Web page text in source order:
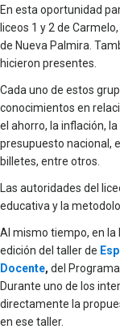
En esta oportunidad
liceos 1 y 2 de
de Nueva Palmira.
hicieron presentes.
Cada uno de estos
conocimientos en
el ahorro, la inflación,
presupuesto nacional,
billetes, entre otros.
Las autoridades del
educativa y la
Al mismo tiempo, en la
edición del taller de
Docente, del
Durante uno de los
directamente la
en ese taller.